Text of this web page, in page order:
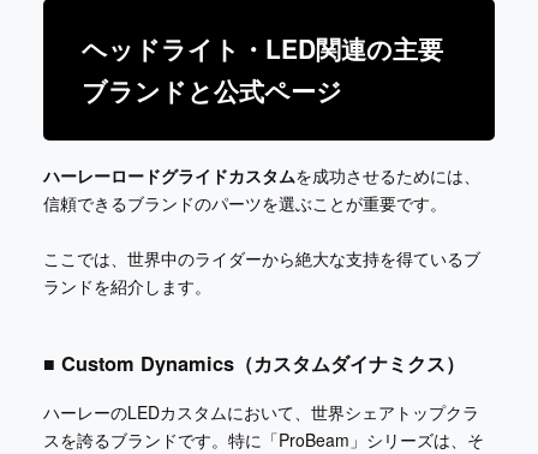
ヘッドライト・LED関連の主要
ブランドと公式ページ
ハーレーロードグライドカスタムを成功させるためには、
信頼できるブランドのパーツを選ぶことが重要です。
ここでは、世界中のライダーから絶大な支持を得ているブ
ランドを紹介します。
■ Custom Dynamics（カスタムダイナミクス）
ハーレーのLEDカスタムにおいて、世界シェアトップクラ
スを誇るブランドです。特に「ProBeam」シリーズは、そ